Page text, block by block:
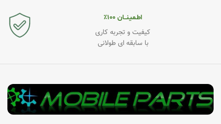
اطـمینــان ۱۰۰٪
کیفیت و تجربه کاری
با سابقه ای طولانی